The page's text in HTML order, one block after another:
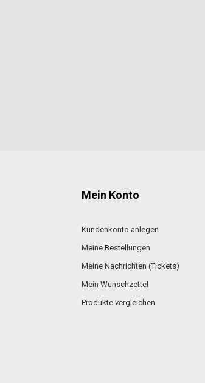
Mein Konto
Kundenkonto anlegen
Meine Bestellungen
Meine Nachrichten (Tickets)
Mein Wunschzettel
Produkte vergleichen